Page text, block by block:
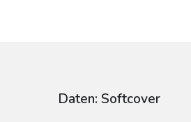
Daten: Softcover